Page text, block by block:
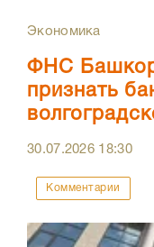
Экономика
ФНС
признать
30.07.2026 18:30
Комментарии